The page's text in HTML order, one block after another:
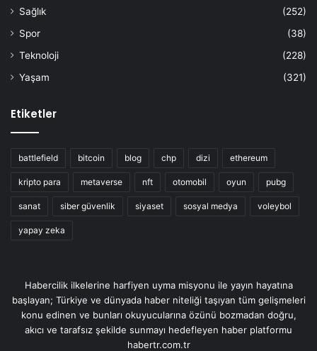
Sağlık
(252)
Spor
(38)
Teknoloji
(228)
Yaşam
(321)
Etiketler
battlefield bitcoin blog chp dizi ethereum
kripto para metaverse nft otomobil oyun pubg
sanat siber güvenlik siyaset sosyal medya voleybol
yapay zeka
Habercilik ilkelerine harfiyen uyma misyonu ile yayın hayatına
başlayan; Türkiye ve dünyada haber niteliği taşıyan tüm gelişmeleri
konu edinen ve bunları okuyucularına özünü bozmadan doğru,
akıcı ve tarafsız şekilde sunmayı hedefleyen haber platformu
habertr.com.tr